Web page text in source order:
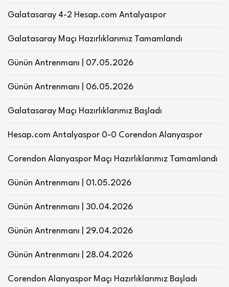
Galatasaray 4-2 Hesap.com Antalyaspor
Galatasaray Maçı Hazırlıklarımız Tamamlandı
Günün Antrenmanı | 07.05.2026
Günün Antrenmanı | 06.05.2026
Galatasaray Maçı Hazırlıklarımız Başladı
Hesap.com Antalyaspor 0-0 Corendon Alanyaspor
Corendon Alanyaspor Maçı Hazırlıklarımız Tamamlandı
Günün Antrenmanı | 01.05.2026
Günün Antrenmanı | 30.04.2026
Günün Antrenmanı | 29.04.2026
Günün Antrenmanı | 28.04.2026
Corendon Alanyaspor Maçı Hazırlıklarımız Başladı